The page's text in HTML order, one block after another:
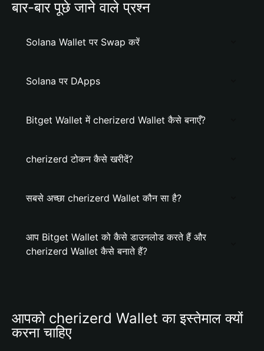
बार-बार पूछे जाने वाले प्रश्न
Solana Wallet पर Swap करें
Solana पर DApps
Bitget Wallet में cherizerd Wallet कैसे बनाएँ?
cherizerd टोकन कैसे खरीदें?
सबसे अच्छा cherizerd Wallet कौन सा है?
आप Bitget Wallet को कैसे डाउनलोड करते हैं और
cherizerd Wallet कैसे बनाते हैं?
आपको cherizerd Wallet का इस्तेमाल क्यों
करना चाहिए